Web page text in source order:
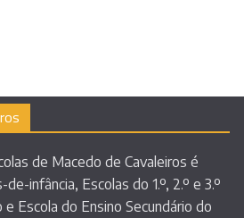
de Macedo de Cavaleiros é
infância, Escolas do 1.º, 2.º e 3.º
e Escola do Ensino Secundário do